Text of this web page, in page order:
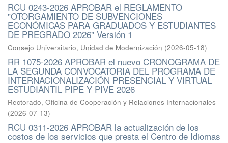
RCU 0243-2026 APROBAR el REGLAMENTO
"OTORGAMIENTO DE SUBVENCIONES
ECONÓMICAS PARA GRADUADOS Y ESTUDIANTES
DE PREGRADO 2026" Versión 1
Consejo Universitario, Unidad de Modernización (2026-05-18)
RR 1075-2026 APROBAR el nuevo CRONOGRAMA DE
LA SEGUNDA CONVOCATORIA DEL PROGRAMA DE
INTERNACIONALIZACIÓN PRESENCIAL Y VIRTUAL
ESTUDIANTIL PIPE Y PIVE 2026
Rectorado, Oficina de Cooperación y Relaciones Internacionales
(2026-07-13)
RCU 0311-2026 APROBAR la actualización de los
costos de los servicios que presta el Centro de Idiomas